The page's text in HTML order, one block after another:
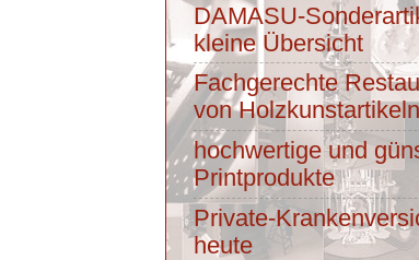
DAMASU-
kleine Übersicht
Fachgerechte
von Holzkunstartikeln
hochwertige und
Printprodukte
Private-
heute